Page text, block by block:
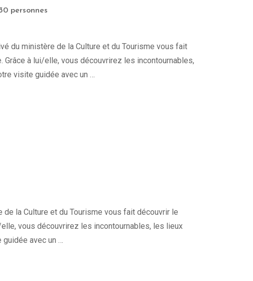
personnes
du ministère de la Culture et du Tourisme vous fait
à lui/elle, vous découvrirez les incontournables,
visite guidée avec un …
la Culture et du Tourisme vous fait découvrir le
vous découvrirez les incontournables, les lieux
avec un …